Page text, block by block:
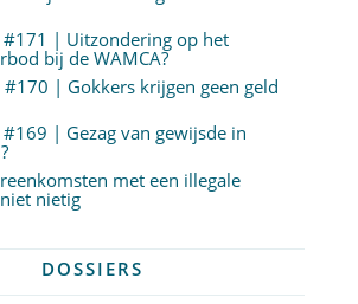
#171 | Uitzondering op het
bij de WAMCA?
#170 | Gokkers krijgen geen geld
#169 | Gezag van gewijsde in
met een illegale
nietig
DOSSIERS